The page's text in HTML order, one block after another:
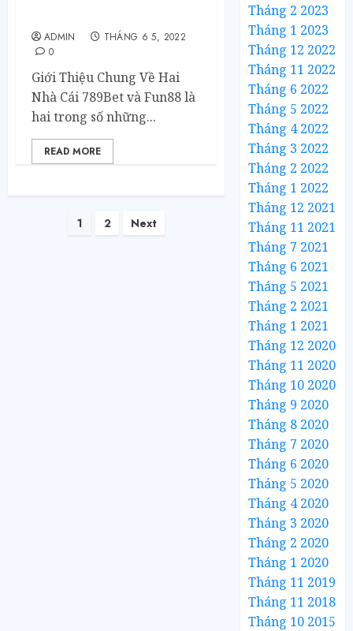
ADMIN
THÁNG 6 5, 2022
0
Giới Thiệu Chung Về Hai
Nhà Cái 789Bet và Fun88 là
hai trong số những...
READ MORE
1 2 Next
Tháng 2 2023
Tháng 1 2023
Tháng 12 2022
Tháng 11 2022
Tháng 6 2022
Tháng 5 2022
Tháng 4 2022
Tháng 3 2022
Tháng 2 2022
Tháng 1 2022
Tháng 12 2021
Tháng 11 2021
Tháng 7 2021
Tháng 6 2021
Tháng 5 2021
Tháng 2 2021
Tháng 1 2021
Tháng 12 2020
Tháng 11 2020
Tháng 10 2020
Tháng 9 2020
Tháng 8 2020
Tháng 7 2020
Tháng 6 2020
Tháng 5 2020
Tháng 4 2020
Tháng 3 2020
Tháng 2 2020
Tháng 1 2020
Tháng 11 2019
Tháng 11 2018
Tháng 10 2015